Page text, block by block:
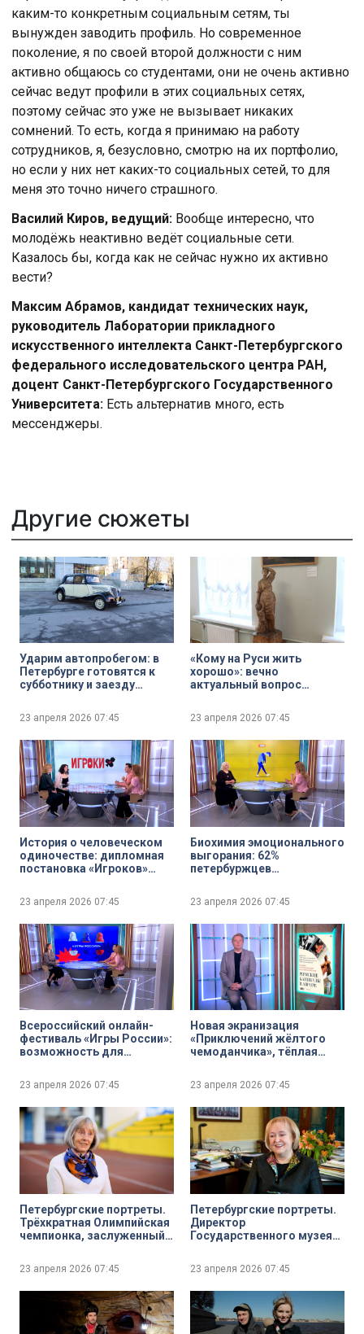
каким-то конкретным социальным сетям, ты
вынужден заводить профиль. Но современное
поколение, я по своей второй должности с ним
активно общаюсь со студентами, они не очень активно
сейчас ведут профили в этих социальных сетях,
поэтому сейчас это уже не вызывает никаких
сомнений. То есть, когда я принимаю на работу
сотрудников, я, безусловно, смотрю на их портфолио,
но если у них нет каких-то социальных сетей, то для
меня это точно ничего страшного.
Василий Киров, ведущий: Вообще интересно, что
молодёжь неактивно ведёт социальные сети.
Казалось бы, когда как не сейчас нужно их активно
вести?
Максим Абрамов, кандидат технических наук,
руководитель Лаборатории прикладного
искусственного интеллекта Санкт-Петербургского
федерального исследовательского центра РАН,
доцент Санкт-Петербургского Государственного
Университета: Есть альтернатив много, есть
мессенджеры.
Другие сюжеты
Ударим автопробегом: в
Петербурге готовятся к
субботнику и заезду
мобилей
23 апреля 2026 07:45
«Кому на Руси жить
хорошо»: вечно
актуальный вопрос
выставке к 160-летию
поэмы Н.А. Некрасова
23 апреля 2026 07:45
История о человеческом
одиночестве: дипломная
постановка «Игроков»
Фонтанке
23 апреля 2026 07:45
Биохимия эмоционального
выгорания: 62%
петербуржцев
лишнего кортизола
23 апреля 2026 07:45
Всероссийский онлайн-
фестиваль «Игры России»:
возможность для
народных традиций
23 апреля 2026 07:45
Новая экранизация
«Приключений жёлтого
чемоданчика», тёплая
построил Джек» Ларса
прокате — кинопремьеры
недели
23 апреля 2026 07:45
Петербургские портреты.
Трёхкратная Олимпийская
чемпионка, заслуженный
23 апреля 2026 07:45
Петербургские портреты.
Директор
Государственного музея-
23 апреля 2026 07:45